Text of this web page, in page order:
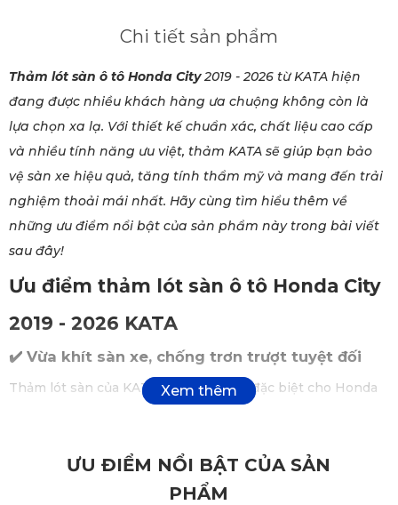
Chi tiết sản phẩm
Thảm lót sàn ô tô Honda City2019 - 2026 từ KATA hiện
đang được nhiều khách hàng ưa chuộng không còn là
lựa chọn xa lạ. Với thiết kế chuẩn xác, chất liệu cao cấp
và nhiều tính năng ưu việt, thảm KATA sẽ giúp bạn bảo
vệ sàn xe hiệu quả, tăng tính thẩm mỹ và mang đến trải
nghiệm thoải mái nhất. Hãy cùng tìm hiểu thêm về
những ưu điểm nổi bật của sản phẩm này trong bài viết
sau đây!
Ưu điểm thảm lót sàn ô tô Honda City
2019 - 2026 KATA
✔️ Vừa khít sàn xe, chống trơn trượt tuyệt đối
Thảm lót sàn của KATA được thiết kế đặc biệt cho Honda
thảm lót còn mang đến vẻ ngoài tinh tế, nâng cao tính
thẩm mỹ cho không gian nội thất. Thảm lót sàn còn được
ƯU ĐIỂM NỔI BẬT CỦA SẢN
PHẨM